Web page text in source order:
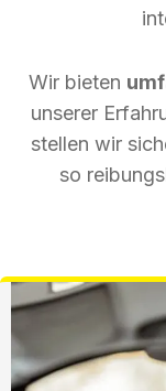
Wir bieten
unserer
stellen wir
so